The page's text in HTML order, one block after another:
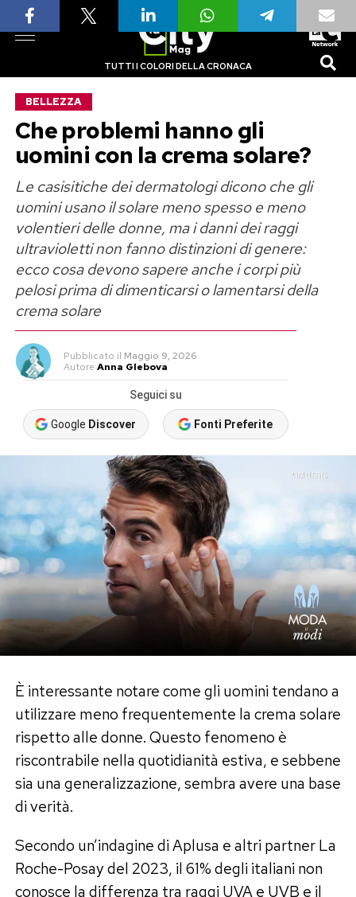
TUTTI I COLORI DELLA CRONACA
BELLEZZA
Che problemi hanno gli
uomini con la crema solare?
Le casisitiche dei dermatologi dicono che gli
uomini usano il solare meno spesso e meno
volentieri delle donne, ma i danni dei raggi
ultravioletti non fanno distinzioni di genere:
ecco cosa devono sapere anche i corpi più
pelosi prima di dimenticarsi o lamentarsi della
crema solare
Pubblicato il Maggio 9, 2026
Autore Anna Glebova
Seguici su
Google Discover Fonti Preferite
È interessante notare come gli uomini tendano a
utilizzare meno frequentemente la crema solare
rispetto alle donne. Questo fenomeno è
riscontrabile nella quotidianità estiva, e sebbene
sia una generalizzazione, sembra avere una base
di verità.
Secondo un’indagine di Aplusa e altri partner La
Roche-Posay del 2023, il 61% degli italiani non
conosce la differenza tra raggi UVA e UVB e il